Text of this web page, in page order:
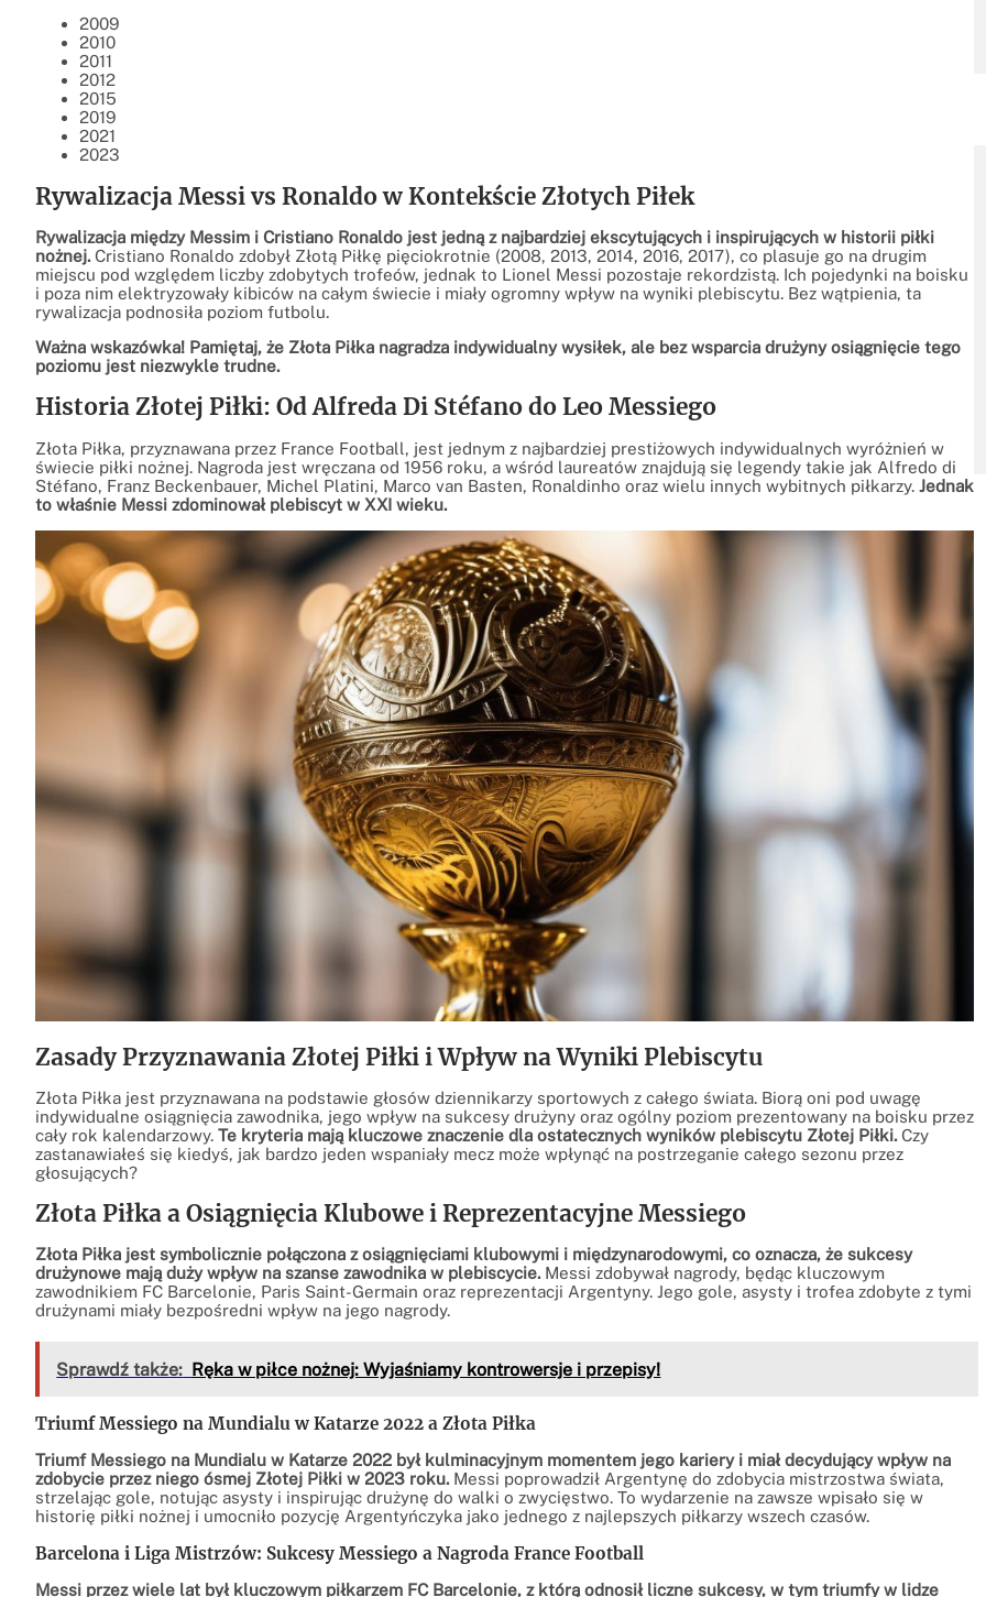
2009
2010
2011
2012
2015
2019
2021
2023
Rywalizacja Messi vs Ronaldo w Kontekście Złotych Piłek
Rywalizacja między Messim i Cristiano Ronaldo jest jedną z najbardziej ekscytujących i inspirujących w historii piłki
nożnej.Cristiano Ronaldo zdobył Złotą Piłkę pięciokrotnie (2008, 2013, 2014, 2016, 2017), co plasuje go na drugim
miejscu pod względem liczby zdobytych trofeów, jednak to Lionel Messi pozostaje rekordzistą. Ich pojedynki na boisku
i poza nim elektryzowały kibiców na całym świecie i miały ogromny wpływ na wyniki plebiscytu. Bez wątpienia, ta
rywalizacja podnosiła poziom futbolu.
Ważna wskazówka! Pamiętaj, że Złota Piłka nagradza indywidualny wysiłek, ale bez wsparcia drużyny osiągnięcie tego
poziomu jest niezwykle trudne.
Historia Złotej Piłki: Od Alfreda Di Stéfano do Leo Messiego
Złota Piłka, przyznawana przez France Football, jest jednym z najbardziej prestiżowych indywidualnych wyróżnień w
świecie piłki nożnej. Nagroda jest wręczana od 1956 roku, a wśród laureatów znajdują się legendy takie jak Alfredo di
Stéfano, Franz Beckenbauer, Michel Platini, Marco van Basten, Ronaldinho oraz wielu innych wybitnych piłkarzy. Jednak
to właśnie Messi zdominował plebiscyt w XXI wieku.
Zasady Przyznawania Złotej Piłki i Wpływ na Wyniki Plebiscytu
Złota Piłka jest przyznawana na podstawie głosów dziennikarzy sportowych z całego świata. Biorą oni pod uwagę
indywidualne osiągnięcia zawodnika, jego wpływ na sukcesy drużyny oraz ogólny poziom prezentowany na boisku przez
cały rok kalendarzowy. Te kryteria mają kluczowe znaczenie dla ostatecznych wyników plebiscytu Złotej Piłki.Czy
zastanawiałeś się kiedyś, jak bardzo jeden wspaniały mecz może wpłynąć na postrzeganie całego sezonu przez
głosujących?
Złota Piłka a Osiągnięcia Klubowe i Reprezentacyjne Messiego
Złota Piłka jest symbolicznie połączona z osiągnięciami klubowymi i międzynarodowymi, co oznacza, że sukcesy
drużynowe mają duży wpływ na szanse zawodnika w plebiscycie.Messi zdobywał nagrody, będąc kluczowym
zawodnikiem FC Barcelonie, Paris Saint-Germain oraz reprezentacji Argentyny. Jego gole, asysty i trofea zdobyte z tymi
drużynami miały bezpośredni wpływ na jego nagrody.
Sprawdź także: Ręka w piłce nożnej: Wyjaśniamy kontrowersje i przepisy!
Triumf Messiego na Mundialu w Katarze 2022 a Złota Piłka
Triumf Messiego na Mundialu w Katarze 2022 był kulminacyjnym momentem jego kariery i miał decydujący wpływ na
zdobycie przez niego ósmej Złotej Piłki w 2023 roku.Messi poprowadził Argentynę do zdobycia mistrzostwa świata,
strzelając gole, notując asysty i inspirując drużynę do walki o zwycięstwo. To wydarzenie na zawsze wpisało się w
historię piłki nożnej i umocniło pozycję Argentyńczyka jako jednego z najlepszych piłkarzy wszech czasów.
Barcelona i Liga Mistrzów: Sukcesy Messiego a Nagroda France Football
Messi przez wiele lat był kluczowym piłkarzem FC Barcelonie, z którą odnosił liczne sukcesy, w tym triumfy w lidze